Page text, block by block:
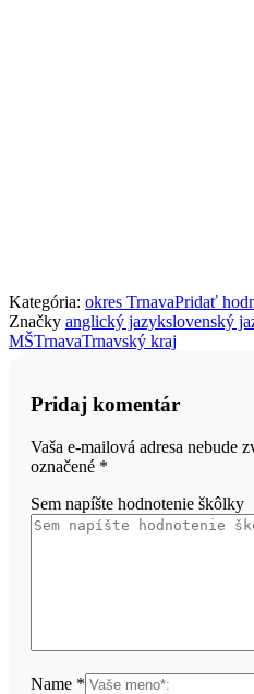
Kategória: okres TrnavaPridať
Značky anglický jazykslovenský
MŠTrnavaTrnavský kraj
Pridaj komentár
Vaša e-mailová adresa nebude
označené *
Sem napíšte hodnotenie škôlky
Name *